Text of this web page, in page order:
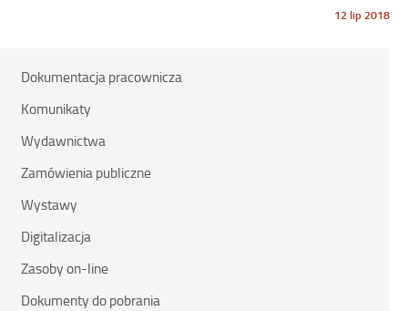
Opublikowano
12 lip 2018
Dokumentacja pracownicza
Komunikaty
Wydawnictwa
Zamówienia publiczne
Wystawy
Digitalizacja
Zasoby on-line
Dokumenty do pobrania